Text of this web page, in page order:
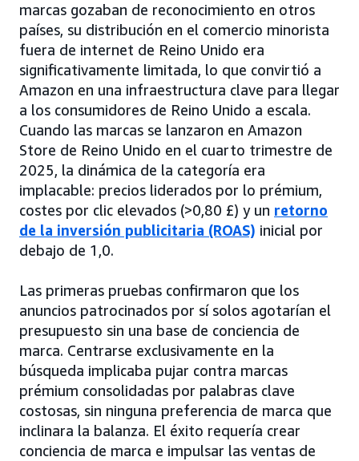
marcas gozaban de reconocimiento en otros
países, su distribución en el comercio minorista
fuera de internet de Reino Unido era
significativamente limitada, lo que convirtió a
Amazon en una infraestructura clave para llegar
a los consumidores de Reino Unido a escala.
Cuando las marcas se lanzaron en Amazon
Store de Reino Unido en el cuarto trimestre de
2025, la dinámica de la categoría era
implacable: precios liderados por lo prémium,
costes por clic elevados (>0,80 £) y un retorno
de la inversión publicitaria (ROAS) inicial por
debajo de 1,0.
Las primeras pruebas confirmaron que los
anuncios patrocinados por sí solos agotarían el
presupuesto sin una base de conciencia de
marca. Centrarse exclusivamente en la
búsqueda implicaba pujar contra marcas
prémium consolidadas por palabras clave
costosas, sin ninguna preferencia de marca que
inclinara la balanza. El éxito requería crear
conciencia de marca e impulsar las ventas de